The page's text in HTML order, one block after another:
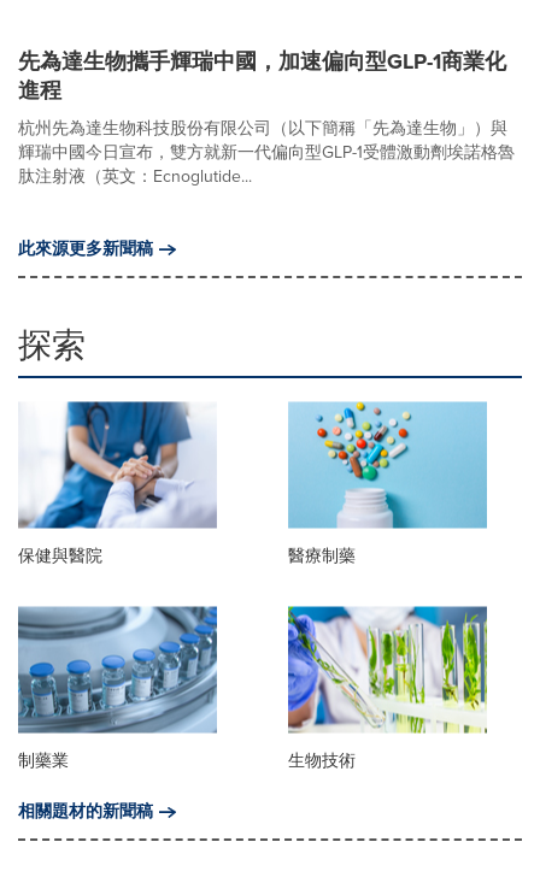
先為達生物攜手輝瑞中國，加速偏向型GLP-1商業化
進程
杭州先為達生物科技股份有限公司（以下簡稱「先為達生物」）與
輝瑞中國今日宣布，雙方就新一代偏向型GLP-1受體激動劑埃諾格魯
肽注射液（英文：Ecnoglutide...
此來源更多新聞稿
探索
保健與醫院 醫療制藥
制藥業
生物技術
相關題材的新聞稿